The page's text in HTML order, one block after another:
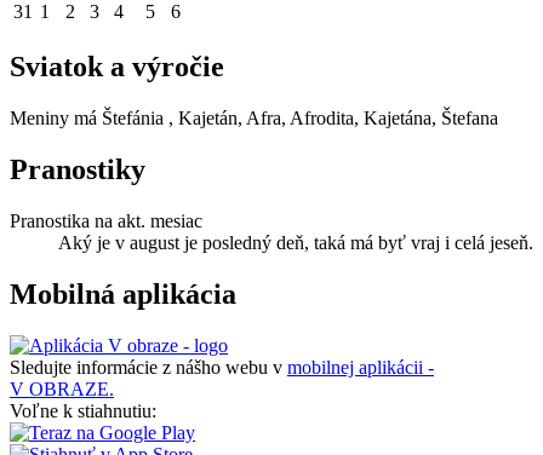
31 1 2 3 4 5 6
Sviatok a výročie
Meniny má Štefánia , Kajetán, Afra, Afrodita, Kajetána, Štefana
Pranostiky
Pranostika na akt. mesiac
Aký je v august je posledný deň, taká má byť vraj i celá jeseň.
Mobilná aplikácia
Sledujte informácie z nášho webu v mobilnej aplikácii -
V OBRAZE.
Voľne k stiahnutiu: